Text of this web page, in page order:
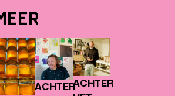
ACHTERACHTER